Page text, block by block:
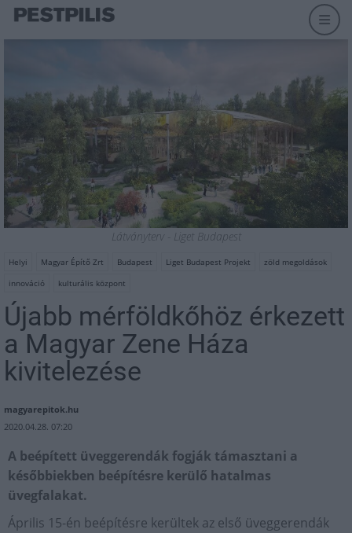
Látványterv - Liget Budapest
Helyi Magyar Építő Zrt Budapest Liget Budapest Projekt
zöld megoldások
innováció
kulturális központ
Újabb mérföldkőhöz érkezett
a Magyar Zene Háza
kivitelezése
magyarepitok.hu
2020.04.28. 07:20
A beépített üveggerendák fogják támasztani a
későbbiekben beépítésre kerülő hatalmas
üvegfalakat.
Április 15-én beépítésre kerültek az első üveggerendák